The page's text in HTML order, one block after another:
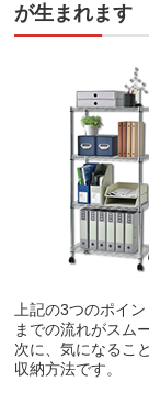
が生まれます
上記の3つのポイ
までの流れがスム
次に、気になるこ
収納方法です。